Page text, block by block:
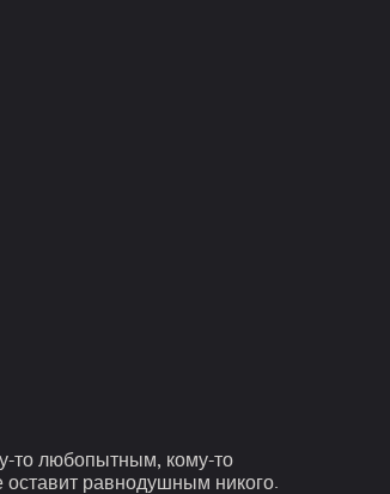
то любопытным, кому-то
оставит равнодушным никого.